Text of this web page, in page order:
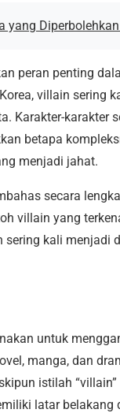
yang
peran penting
villain sering
Karakter-karakter
betapa
menjadi jahat.
secara
villain yang
kali menjadi
untuk
manga, dan
istilah
latar